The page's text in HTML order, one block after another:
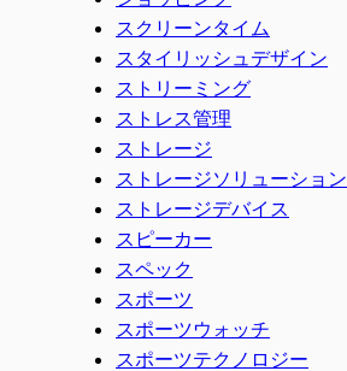
スクリーンタイム
スタイリッシュデザイン
ストリーミング
ストレス管理
ストレージ
ストレージソリューション
ストレージデバイス
スピーカー
スペック
スポーツ
スポーツウォッチ
スポーツテクノロジー